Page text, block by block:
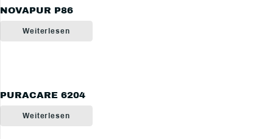
NOVAPUR P86
Weiterlesen
PURACARE 6204
Weiterlesen